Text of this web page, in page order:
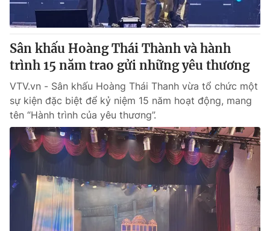
Câu chuyện quốc tế
Tài chính
Thị trường
Góc doanh nghiệp
Dữ liệu và đời sống
Truyền hình
Phim VTV
Hậu trường
Nhân vật
Khán giả
Giải sao mai
Giải trí
Điện ảnh
Âm nhạc
Sao
Đời sống
Du lịch
Chất lượng cuộc sống
Giáo dục
Tuyển sinh
Học trực tuyến
Công nghệ
Hitech Công nghệ tương lai
Giao lưu trực tuyến
Sân khấu Hoàng Thái Thành và hành
trình 15 năm trao gửi những yêu thương
VTV.vn - Sân khấu Hoàng Thái Thanh vừa tổ chức một
sự kiện đặc biệt để kỷ niệm 15 năm hoạt động, mang
tên “Hành trình của yêu thương”.